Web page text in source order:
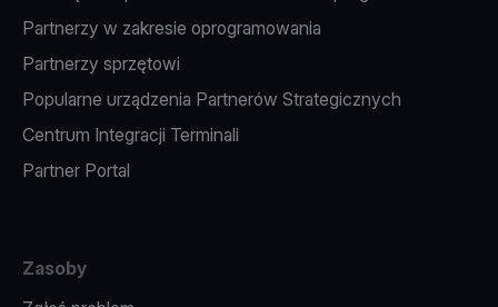
Partnerzy w zakresie oprogramowania
Partnerzy sprzętowi
Popularne urządzenia Partnerów Strategicznych
Centrum Integracji Terminali
Partner Portal
Zasoby